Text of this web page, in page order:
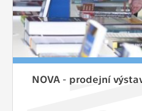
NOVA - prodejní